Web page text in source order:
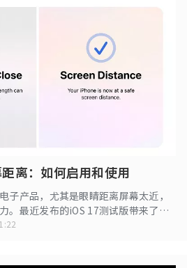
离：如何启用和使用
子产品，尤其是眼睛距离屏幕太近，
。最近发布的iOS 17测试版带来了很
屏幕距离功能，可以避免眼睛距离屏